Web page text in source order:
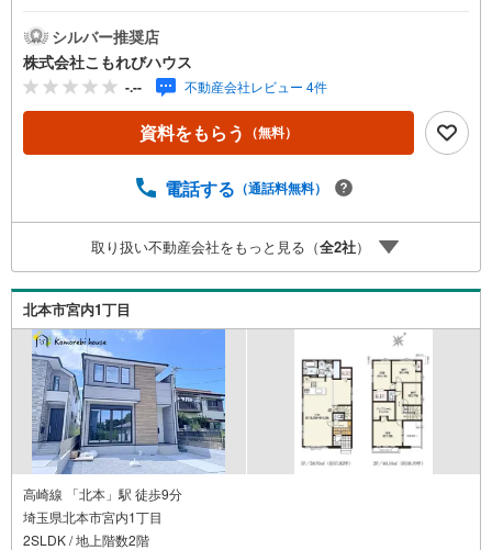
士】・【大手ハウスメーカー経験者】・【ローンアドバイ
ザー】がサポートいたします！さいたま市・上尾市・桶川
市・北本市・鴻巣市・川島町・伊奈町・蓮田市・白岡市エ
リアの新築戸建て、中古戸建て、マンション、土地などの
取り扱いに特化しております！【Komorebi houseの強み】
☆新築・中古戸建て購入の方☆●毎年、提携業者（第三者機
ション）と同等検査が無料で行えます！☆レスポンス☆●内
談！ローン計画書もすぐお送りいたします！☆住宅ローン
☆●提携銀行多数、たくさんの銀行さんをご紹介できます！
●他社で否決・減額になってしまった方も承認実績あり！
シルバー推奨店
株式会社こもれびハウス
-.-- 不動産会社レビュー 4件
資料をもらう （無料）
電話する （通話料無料）
取り扱い不動産会社をもっと見る（全2社）
北本市宮内1丁目
高崎線 「北本」駅 徒歩9分
埼玉県北本市宮内1丁目
2SLDK / 地上階数2階